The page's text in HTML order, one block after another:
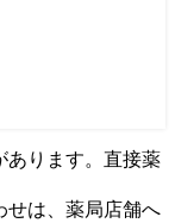
ります。直接薬
は、薬局店舗へ